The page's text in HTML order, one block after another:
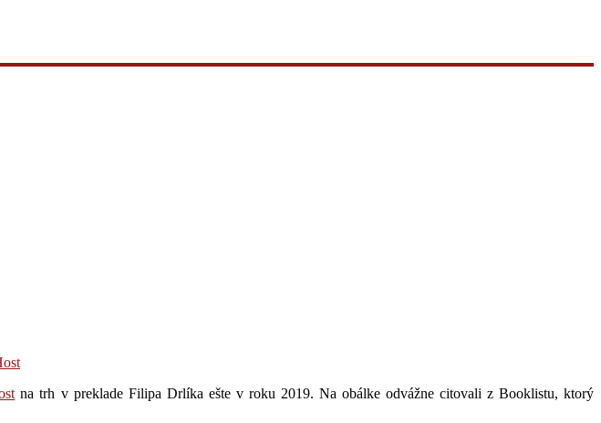
na trh v preklade Filipa Drlíka ešte v roku 2019. Na obálke odvážne citovali z Booklistu, ktorý